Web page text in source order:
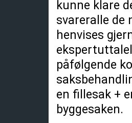
kunne klare
svareralle de
henvises
påfølgende
en fillesak +
byggesaken.